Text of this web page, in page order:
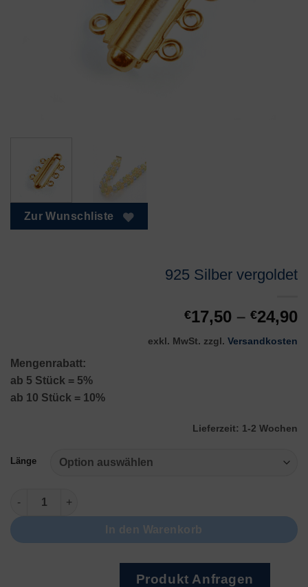
Zur Wunschliste
925 Silber vergoldet
€17,50 – €24,90
exkl. MwSt. zzgl. Versandkosten
Mengenrabatt:
ab 5 Stück = 5%
ab 10 Stück = 10%
Lieferzeit: 1-2 Wochen
Länge
925 Silber vergoldet Menge
In den Warenkorb
Produkt Anfragen